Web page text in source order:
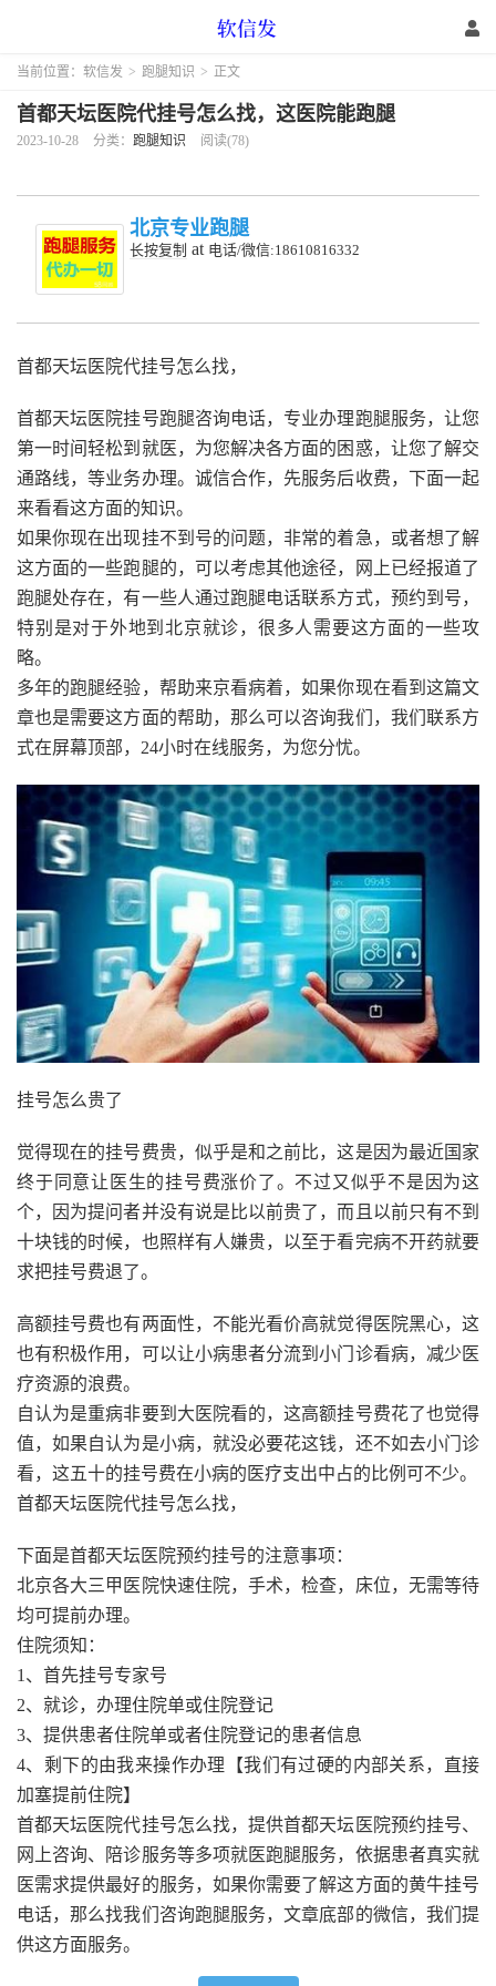
当前位置： 软信发 > 跑腿知识 > 正文
首都天坛医院代挂号怎么找，这医院能跑腿
2023-10-28 分类： 跑腿知识 阅读(78)
北京专业跑腿
长按复制 at 电话/微信:18610816332
首都天坛医院代挂号怎么找，
首都天坛医院挂号跑腿咨询电话，专业办理跑腿服务，让您
第一时间轻松到就医，为您解决各方面的困惑，让您了解交
通路线，等业务办理。诚信合作，先服务后收费，下面一起
来看看这方面的知识。
如果你现在出现挂不到号的问题，非常的着急，或者想了解
这方面的一些跑腿的，可以考虑其他途径，网上已经报道了
跑腿处存在，有一些人通过跑腿电话联系方式，预约到号，
特别是对于外地到北京就诊，很多人需要这方面的一些攻
略。
多年的跑腿经验，帮助来京看病着，如果你现在看到这篇文
章也是需要这方面的帮助，那么可以咨询我们，我们联系方
式在屏幕顶部，24小时在线服务，为您分忧。
挂号怎么贵了
觉得现在的挂号费贵，似乎是和之前比，这是因为最近国家
终于同意让医生的挂号费涨价了。不过又似乎不是因为这
个，因为提问者并没有说是比以前贵了，而且以前只有不到
十块钱的时候，也照样有人嫌贵，以至于看完病不开药就要
求把挂号费退了。
高额挂号费也有两面性，不能光看价高就觉得医院黑心，这
也有积极作用，可以让小病患者分流到小门诊看病，减少医
疗资源的浪费。
自认为是重病非要到大医院看的，这高额挂号费花了也觉得
值，如果自认为是小病，就没必要花这钱，还不如去小门诊
看，这五十的挂号费在小病的医疗支出中占的比例可不少。
首都天坛医院代挂号怎么找，
下面是首都天坛医院预约挂号的注意事项：
北京各大三甲医院快速住院，手术，检查，床位，无需等待
均可提前办理。
住院须知：
1、首先挂号专家号
2、就诊，办理住院单或住院登记
3、提供患者住院单或者住院登记的患者信息
4、剩下的由我来操作办理【我们有过硬的内部关系，直接
加塞提前住院】
首都天坛医院代挂号怎么找，提供首都天坛医院预约挂号、
网上咨询、陪诊服务等多项就医跑腿服务，依据患者真实就
医需求提供最好的服务，如果你需要了解这方面的黄牛挂号
电话，那么找我们咨询跑腿服务，文章底部的微信，我们提
供这方面服务。